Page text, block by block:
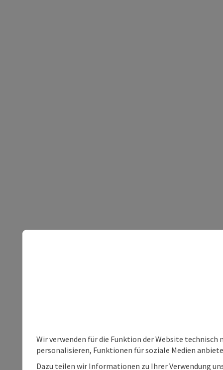
Wir verwenden für die Funktion der Website
personalisieren, Funktionen für soziale Medien
Dazu teilen wir Informationen zu Ihrer Verwendung